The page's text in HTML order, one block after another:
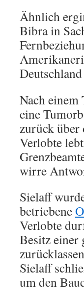
Ähnlich
Bibra in
Nach
eine
zurück über
Verlobte
wirre
Sielaff
betriebene
Verlobte
Besitz einer
Sielaff
um den